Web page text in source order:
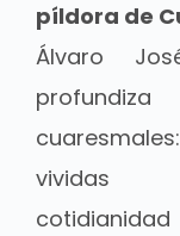
píldora de
Álvaro
cuaresmales:
cotidianidad